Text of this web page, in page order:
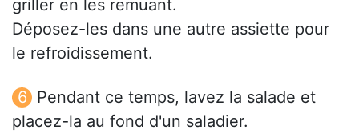
griller en les remuant.
Déposez-les dans une autre assiette pour
le refroidissement.
Pendant ce temps, lavez la salade et
placez-la au fond d'un saladier.